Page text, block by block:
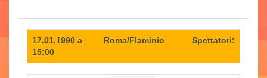
17.01.1990 a
15:00
Roma/Flaminio Spettatori: